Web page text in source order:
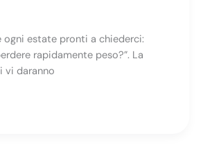
ogni estate pronti a chiederci:
rapidamente peso?”. La
vi daranno